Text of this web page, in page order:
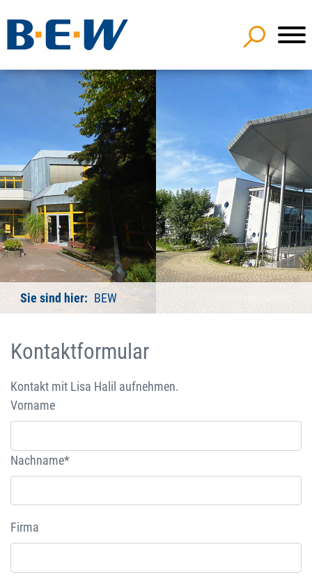
Sie sind hier: BEW
Kontaktformular
Kontakt mit Lisa Halil aufnehmen.
Vorname
Nachname*
Firma